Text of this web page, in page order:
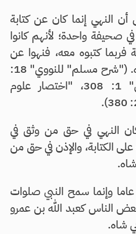
النهي إنما كان عن كتابة
صحيفة واحدة؛ لأنهم كانوا
فربما كتبوه معه، فنهوا عن
ذلك لخوف الاشتباه. ("شرح مسلم" للنووي" 18:
130، "فتح الباري" 1: 308، "اختصار علوم
النهي في حق من وثق في
الكتابة، والإذن في حق من
عاما وإنما سمح النبي صلوات
الناس كعبد الله بن عمرو
شاه.